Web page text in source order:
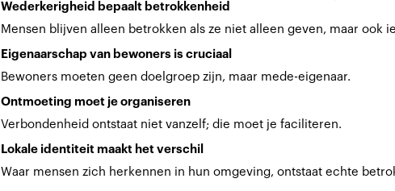
Wederkerigheid bepaalt betrokkenheid
Mensen blijven alleen betrokken als ze niet alleen geven, maar ook
Eigenaarschap van bewoners is cruciaal
Bewoners moeten geen doelgroep zijn, maar mede-eigenaar.
Ontmoeting moet je organiseren
Verbondenheid ontstaat niet vanzelf; die moet je faciliteren.
Lokale identiteit maakt het verschil
Waar mensen zich herkennen in hun omgeving, ontstaat echte